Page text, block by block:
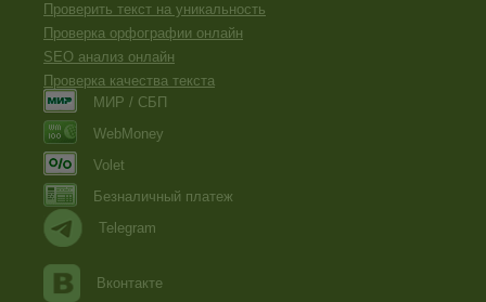
Проверить текст на уникальность
Проверка орфографии онлайн
SEO анализ онлайн
Проверка качества текста
МИР / СБП
WebMoney
Volet
Безналичный платеж
Telegram
Вконтакте